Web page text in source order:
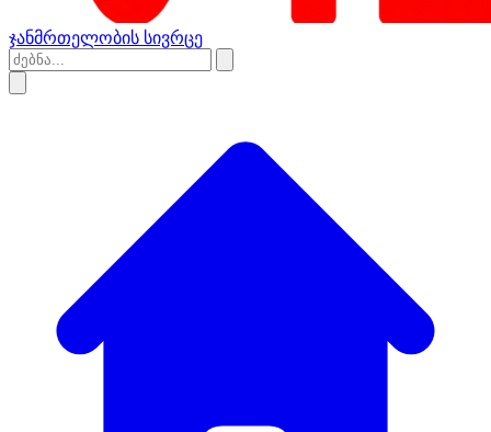
ჯანმრთელობის სივრცე